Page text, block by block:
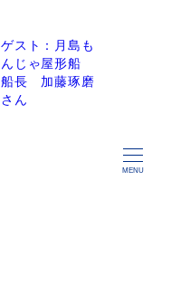
ゲスト：月島も
んじゃ屋形船
船長 加藤琢磨
さん
MENU